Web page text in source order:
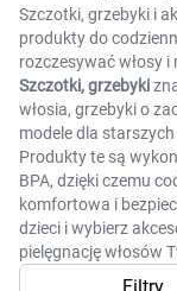
Dla zwierząt
Dom i ogród
Zdrowie
Kobieta w ciąży
Szczotki, grzebyki i
produkty do
rozczesywać włosy
Szczotki, grzebyki
włosia, grzebyki o
modele dla
Produkty te są
BPA, dzięki czemu
komfortowa i
dzieci i wybierz
pielęgnację włosów